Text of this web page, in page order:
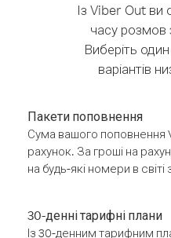
Із Viber Out ви
часу розмов
Виберіть
варіантів
Пакети поповнення
Сума вашого поповнення
рахунок. За гроші на
на будь-які номери в
30-денні тарифні плани
Із 30-денним тарифним